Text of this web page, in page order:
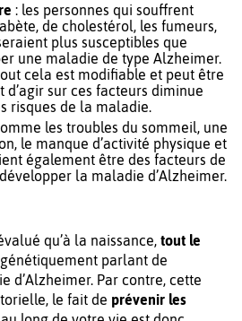
: les personnes qui souffrent
de cholestérol, les fumeurs,
plus susceptibles que
une maladie de type Alzheimer.
cela est modifiable et peut être
d’agir sur ces facteurs diminue
risques de la maladie.
les troubles du sommeil, une
le manque d’activité physique et
également être des facteurs de
la maladie d’Alzheimer.
qu’à la naissance, tout le
génétiquement parlant de
d’Alzheimer. Par contre, cette
le fait de prévenir les